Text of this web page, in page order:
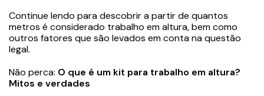
Continue lendo para descobrir a partir de quantos
metros é considerado trabalho em altura, bem como
outros fatores que são levados em conta na questão
legal.
Não perca: O que é um kit para trabalho em altura?
Mitos e verdades